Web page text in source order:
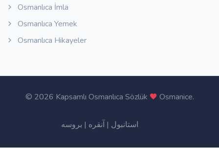
Osmanlıca İmla
Osmanlıca Yemek
Osmanlıca Hikayeler
© 2026 Kapsamlı Osmanlıca Sözlük Osmanice.
استانبول | آنقره | بروسه